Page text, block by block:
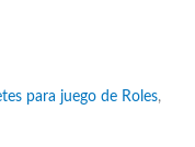
para juego de Roles,